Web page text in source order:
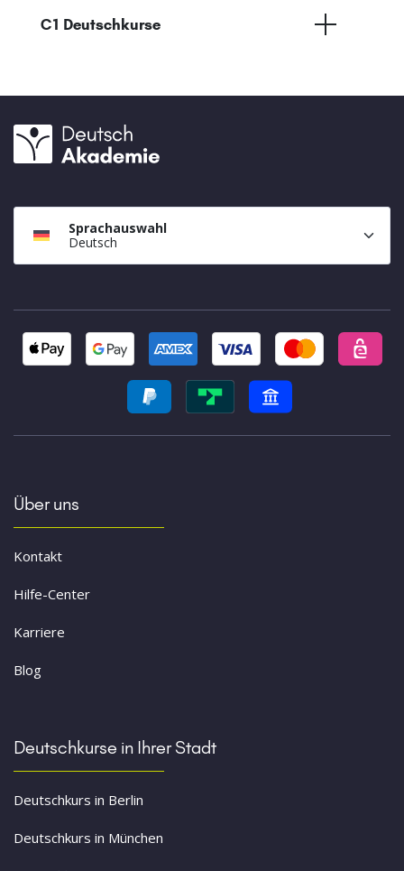
C1 Deutschkurse
Sprachauswahl
Deutsch
Über uns
Kontakt
Hilfe-Center
Karriere
Blog
Deutschkurse in Ihrer Stadt
Deutschkurs in Berlin
Deutschkurs in München